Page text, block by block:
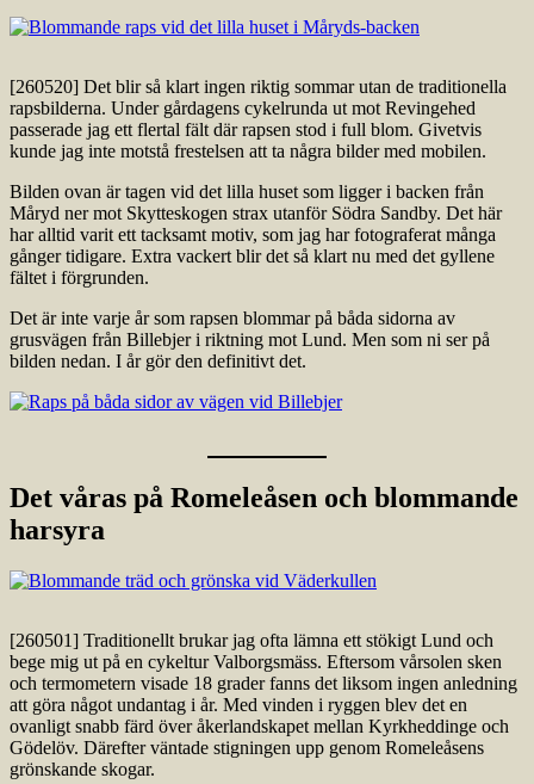
[260520] Det blir så klart ingen riktig sommar utan de traditionella
rapsbilderna. Under gårdagens cykelrunda ut mot Revingehed
passerade jag ett flertal fält där rapsen stod i full blom. Givetvis
kunde jag inte motstå frestelsen att ta några bilder med mobilen.
Bilden ovan är tagen vid det lilla huset som ligger i backen från
Måryd ner mot Skytteskogen strax utanför Södra Sandby. Det här
har alltid varit ett tacksamt motiv, som jag har fotograferat många
gånger tidigare. Extra vackert blir det så klart nu med det gyllene
fältet i förgrunden.
Det är inte varje år som rapsen blommar på båda sidorna av
grusvägen från Billebjer i riktning mot Lund. Men som ni ser på
bilden nedan. I år gör den definitivt det.
Det våras på Romeleåsen och blommande
harsyra
[260501] Traditionellt brukar jag ofta lämna ett stökigt Lund och
bege mig ut på en cykeltur Valborgsmäss. Eftersom vårsolen sken
och termometern visade 18 grader fanns det liksom ingen anledning
att göra något undantag i år. Med vinden i ryggen blev det en
ovanligt snabb färd över åkerlandskapet mellan Kyrkheddinge och
Gödelöv. Därefter väntade stigningen upp genom Romeleåsens
grönskande skogar.